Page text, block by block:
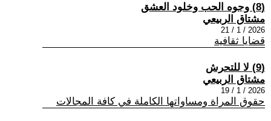
(8) وجوه الحب وخلود العشق
مشتاق الربيعي
2026 / 1 / 21
قضايا ثقافية
(9) لا للتحرش
مشتاق الربيعي
2026 / 1 / 19
حقوق المراة ومساواتها الكاملة في كافة المجالات